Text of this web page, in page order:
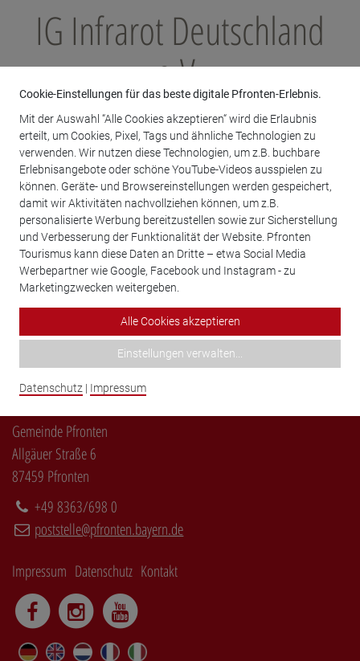
IG Infrarot Deutschland
e.V.
Alpengartenweg 2
87459 Pfronten
Telefon
08363 9298390
Fax
08363 92983915
weitmann@ig-infrarot.de
www.ig-infrarot.de
2. Vorsitzender: Gerhard Weitmann
zurück
Gemeinde Pfronten
Allgäuer Straße 6
87459 Pfronten
+49 8363/698 0
poststelle@pfronten.bayern.de
Impressum Datenschutz Kontakt
DE EN NL FR IT
Cookie-Einstellungen für das beste digitale Pfronten-Erlebnis.
Mit der Auswahl “Alle Cookies akzeptieren“ wird die Erlaubnis
erteilt, um Cookies, Pixel, Tags und ähnliche Technologien zu
verwenden. Wir nutzen diese Technologien, um z.B. buchbare
Erlebnisangebote oder schöne YouTube-Videos ausspielen zu
können. Geräte- und Browsereinstellungen werden gespeichert,
damit wir Aktivitäten nachvollziehen können, um z.B.
personalisierte Werbung bereitzustellen sowie zur Sicherstellung
und Verbesserung der Funktionalität der Website. Pfronten
Tourismus kann diese Daten an Dritte – etwa Social Media
Werbepartner wie Google, Facebook und Instagram - zu
Marketingzwecken weitergeben.
Alle Cookies akzeptieren
Einstellungen verwalten
Datenschutz | Impressum